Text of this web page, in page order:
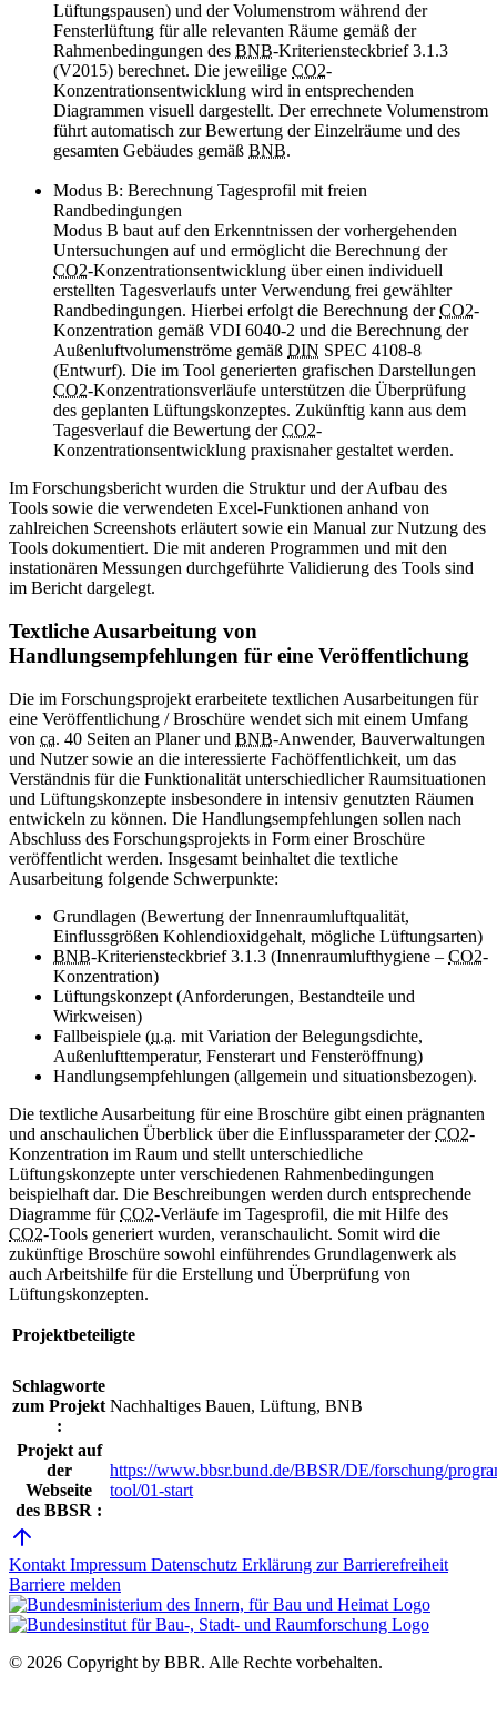
Lüftungspausen) und der Volumenstrom während der
Fensterlüftung für alle relevanten Räume gemäß der
Rahmenbedingungen des BNB-Kriteriensteckbrief 3.1.3
(V2015) berechnet. Die jeweilige CO2-
Konzentrationsentwicklung wird in entsprechenden
Diagrammen visuell dargestellt. Der errechnete Volumenstrom
führt automatisch zur Bewertung der Einzelräume und des
gesamten Gebäudes gemäß BNB.
Modus B: Berechnung Tagesprofil mit freien
Randbedingungen
Modus B baut auf den Erkenntnissen der vorhergehenden
Untersuchungen auf und ermöglicht die Berechnung der
CO2-Konzentrationsentwicklung über einen individuell
erstellten Tagesverlaufs unter Verwendung frei gewählter
Randbedingungen. Hierbei erfolgt die Berechnung derCO2-
Konzentration gemäß VDI 6040-2 und die Berechnung der
Außenluftvolumenströme gemäß DIN SPEC 4108-8
(Entwurf). Die im Tool generierten grafischen Darstellungen
CO2-Konzentrationsverläufe unterstützen die Überprüfung
des geplanten Lüftungskonzeptes. Zukünftig kann aus dem
Tagesverlauf die Bewertung derCO2-
Konzentrationsentwicklung praxisnaher gestaltet werden.
Im Forschungsbericht wurden die Struktur und der Aufbau des
Tools sowie die verwendeten Excel-Funktionen anhand von
zahlreichen Screenshots erläutert sowie ein Manual zur Nutzung des
Tools dokumentiert. Die mit anderen Programmen und mit den
instationären Messungen durchgeführte Validierung des Tools sind
im Bericht dargelegt.
Textliche Ausarbeitung von
Handlungsempfehlungen für eine Veröffentlichung
Die im Forschungsprojekt erarbeitete textlichen Ausarbeitungen für
eine Veröffentlichung / Broschüre wendet sich mit einem Umfang
von ca. 40 Seiten an Planer und BNB-Anwender, Bauverwaltungen
und Nutzer sowie an die interessierte Fachöffentlichkeit, um das
Verständnis für die Funktionalität unterschiedlicher Raumsituationen
und Lüftungskonzepte insbesondere in intensiv genutzten Räumen
entwickeln zu können. Die Handlungsempfehlungen sollen nach
Abschluss des Forschungsprojekts in Form einer Broschüre
veröffentlicht werden. Insgesamt beinhaltet die textliche
Ausarbeitung folgende Schwerpunkte:
Grundlagen (Bewertung der Innenraumluftqualität,
Einflussgrößen Kohlendioxidgehalt, mögliche Lüftungsarten)
BNB-Kriteriensteckbrief 3.1.3 (Innenraumlufthygiene – CO2-
Konzentration)
Lüftungskonzept (Anforderungen, Bestandteile und
Wirkweisen)
Fallbeispiele (u.a. mit Variation der Belegungsdichte,
Außenlufttemperatur, Fensterart und Fensteröffnung)
Handlungsempfehlungen (allgemein und situationsbezogen).
Die textliche Ausarbeitung für eine Broschüre gibt einen prägnanten
und anschaulichen Überblick über die Einflussparameter derCO2-
Konzentration im Raum und stellt unterschiedliche
Lüftungskonzepte unter verschiedenen Rahmenbedingungen
beispielhaft dar. Die Beschreibungen werden durch entsprechende
Diagramme fürCO2-Verläufe im Tagesprofil, die mit Hilfe des
CO2-Tools generiert wurden, veranschaulicht. Somit wird die
zukünftige Broschüre sowohl einführendes Grundlagenwerk als
auch Arbeitshilfe für die Erstellung und Überprüfung von
Lüftungskonzepten.
Projektbeteiligte
Schlagworte
zum Projekt
:
Nachhaltiges Bauen, Lüftung, BNB
Projekt auf
der
Webseite
des BBSR :
https://www.bbsr.bund.de/BBSR/DE/forschung/
tool/01-start
Kontakt Impressum Datenschutz Erklärung zur Barrierefreiheit
Barriere melden
© 2026 Copyright by BBR. Alle Rechte vorbehalten.